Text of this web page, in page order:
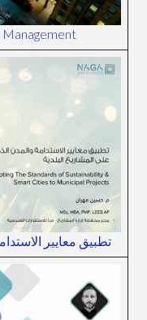
تطبيق معايير